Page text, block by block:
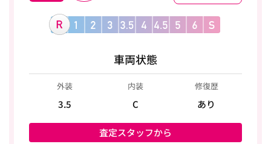
車両状態
外装
3.5
内装
C
修復歴
あり
査定スタッフから